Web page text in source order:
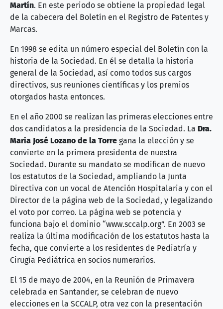
Martín. En este periodo se obtiene la propiedad legal
de la cabecera del Boletín en el Registro de Patentes y
Marcas.
En 1998 se edita un número especial del Boletín con la
historia de la Sociedad. En él se detalla la historia
general de la Sociedad, así como todos sus cargos
directivos, sus reuniones científicas y los premios
otorgados hasta entonces.
En el año 2000 se realizan las primeras elecciones entre
dos candidatos a la presidencia de la Sociedad. La Dra.
Maria José Lozano de la Torre gana la elección y se
convierte en la primera presidenta de nuestra
Sociedad. Durante su mandato se modifican de nuevo
los estatutos de la Sociedad, ampliando la Junta
Directiva con un vocal de Atención Hospitalaria y con el
Director de la página web de la Sociedad, y legalizando
el voto por correo. La página web se potencia y
funciona bajo el dominio “www.sccalp.org”. En 2003 se
realiza la última modificación de los estatutos hasta la
fecha, que convierte a los residentes de Pediatría y
Cirugía Pediátrica en socios numerarios.
El 15 de mayo de 2004, en la Reunión de Primavera
celebrada en Santander, se celebran de nuevo
elecciones en la SCCALP, otra vez con la presentación